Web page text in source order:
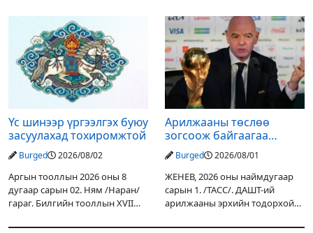
уулархаг нутгаар бороо, дуу
цахилгаантай аадар бороо
орох тул голуудын усны
түвшин нэмэгдэх, нөөлөг
Дарьгангын Ганга нуурыг
сэргээн, хамгаалах төслийг
улсын төсвийн хөрөнгө
оруулалтаар хийж буй.
Төслийн
Үс шинээр үргээлгэх буюу
засуулахад тохиромжтой
Burged 2026/08/02
Аргын тооллын 2026 оны 8
дугаар сарын 02. Ням /Наран/
гараг. Билгийн тооллын XVII
гал Морин жилийн Зуны адаг
Арилжааны төслөө
зогсоож байгаагаа
Ж.Инфантино мэдэгдэв
Burged 2026/08/01
ЖЕНЕВ, 2026 оны наймдугаар
сарын 1. /ТАСС/. ДАШТ-ий
арилжааны эрхийн тодорхой
оруулагчдад худалдах